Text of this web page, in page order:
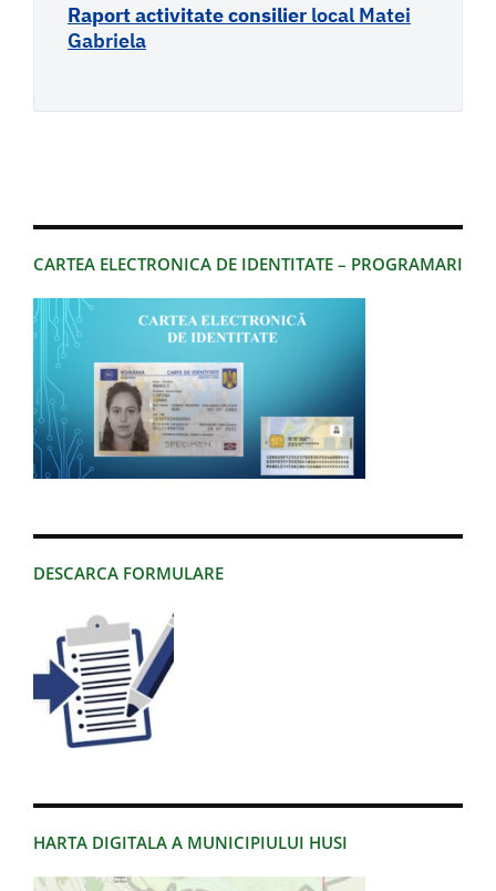
CARTEA ELECTRONICA DE IDENTITATE – PROGRAMARI
DESCARCA FORMULARE
HARTA DIGITALA A MUNICIPIULUI HUSI
Raport activitate consilier local Matei
Gabriela